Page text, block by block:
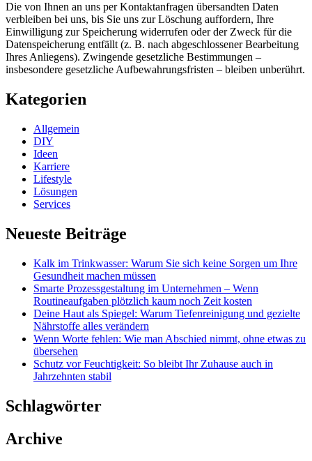
Die von Ihnen an uns per Kontaktanfragen übersandten Daten
verbleiben bei uns, bis Sie uns zur Löschung auffordern, Ihre
Einwilligung zur Speicherung widerrufen oder der Zweck für die
Datenspeicherung entfällt (z. B. nach abgeschlossener Bearbeitung
Ihres Anliegens). Zwingende gesetzliche Bestimmungen –
insbesondere gesetzliche Aufbewahrungsfristen – bleiben unberührt.
Kategorien
Allgemein
DIY
Ideen
Karriere
Lifestyle
Lösungen
Services
Neueste Beiträge
Kalk im Trinkwasser: Warum Sie sich keine Sorgen um Ihre
Gesundheit machen müssen
Smarte Prozessgestaltung im Unternehmen – Wenn
Routineaufgaben plötzlich kaum noch Zeit kosten
Deine Haut als Spiegel: Warum Tiefenreinigung und gezielte
Nährstoffe alles verändern
Wenn Worte fehlen: Wie man Abschied nimmt, ohne etwas zu
übersehen
Schutz vor Feuchtigkeit: So bleibt Ihr Zuhause auch in
Jahrzehnten stabil
Schlagwörter
Archive